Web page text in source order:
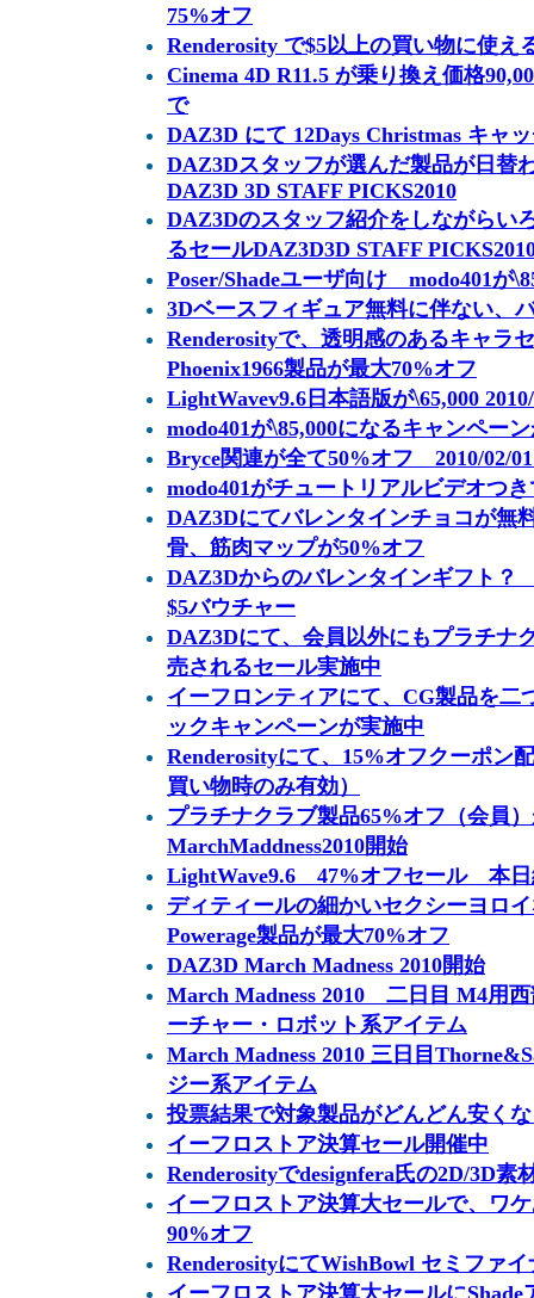
75%オフ
Renderosity で$5以上の買い物に使え
Cinema 4D R11.5 が乗り換え価格
で
DAZ3D にて 12Days Christmas キャ
DAZ3Dスタッフが選んだ製品が日替
DAZ3D 3D STAFF PICKS2010
DAZ3Dのスタッフ紹介をしながらい
るセールDAZ3D3D STAFF
Poser/Shadeユーザ向け modo401が
3Dベースフィギュア無料に伴ない、
Renderosityで、透明感のあるキャラ
Phoenix1966製品が最大70%オフ
LightWavev9.6日本語版が\65,000
modo401が\85,000になるキャンペー
Bryce関連が全て50%オフ 2010/02/
modo401がチュートリアルビデオつ
DAZ3Dにてバレンタインチョコが無
骨、筋肉マップが50%オフ
DAZ3Dからのバレンタインギフト？
$5バウチャー
DAZ3Dにて、会員以外にもプラチナ
売されるセール実施中
イーフロンティアにて、CG製品を二
ックキャンペーンが実施中
Renderosityにて、15%オフクーポン
買い物時のみ有効）
プラチナクラブ製品65%オフ（会員
MarchMaddness2010開始
LightWave9.6 47%オフセール 本日
ディティールの細かいセクシーヨロ
Powerage製品が最大70%オフ
DAZ3D March Madness 2010開始
March Madness 2010 二日目 M4用
ーチャー・ロボット系アイテム
March Madness 2010 三日目
ジー系アイテム
投票結果で対象製品がどんどん安く
イーフロストア決算セール開催中
Renderosityでdesignfera氏の2D/3D
イーフロストア決算大セールで、ワ
90%オフ
RenderosityにてWishBowl セミファ
イーフロストア決算大セールに